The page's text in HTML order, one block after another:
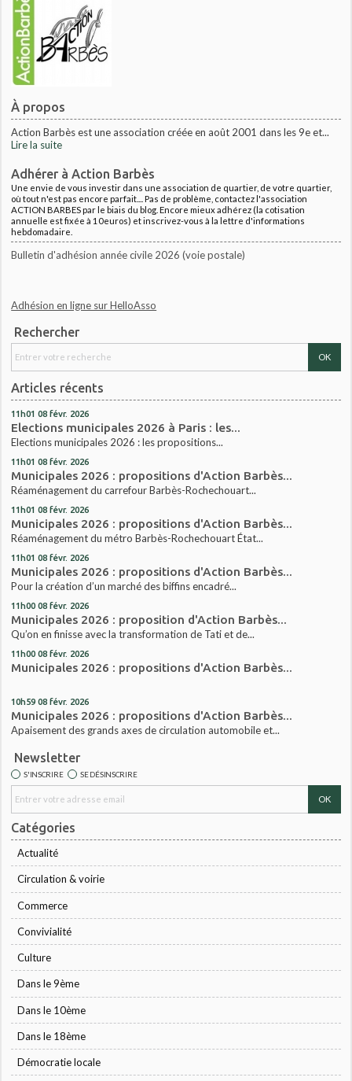
À propos
Action Barbès est une association créée en août 2001 dans les 9e et...
Lire la suite
Adhérer à Action Barbès
Une envie de vous investir dans une association de quartier, de votre quartier,
où tout n'est pas encore parfait.... Pas de problème, contactez l'association
ACTION BARBES par le biais du blog. Encore mieux adhérez (la cotisation
annuelle est fixée à 10euros) et inscrivez-vous à la lettre d'informations
hebdomadaire.
Bulletin d'adhésion année civile 2026 (voie postale)
Adhésion en ligne sur HelloAsso
Rechercher
Articles récents
11h01 08 févr. 2026
Elections municipales 2026 à Paris : les...
Elections municipales 2026 : les propositions...
11h01 08 févr. 2026
Municipales 2026 : propositions d'Action Barbès...
Réaménagement du carrefour Barbès-Rochechouart...
11h01 08 févr. 2026
Municipales 2026 : propositions d'Action Barbès...
Réaménagement du métro Barbès-Rochechouart État...
11h01 08 févr. 2026
Municipales 2026 : propositions d'Action Barbès...
Pour la création d’un marché des biffins encadré...
11h00 08 févr. 2026
Municipales 2026 : proposition d'Action Barbès...
Qu’on en finisse avec la transformation de Tati et de...
11h00 08 févr. 2026
Municipales 2026 : propositions d'Action Barbès...
10h59 08 févr. 2026
Municipales 2026 : propositions d'Action Barbès...
Apaisement des grands axes de circulation automobile et...
Newsletter
S'INSCRIRE SE DÉSINSCRIRE
Catégories
Actualité
Circulation & voirie
Commerce
Convivialité
Culture
Dans le 9ème
Dans le 10ème
Dans le 18ème
Démocratie locale